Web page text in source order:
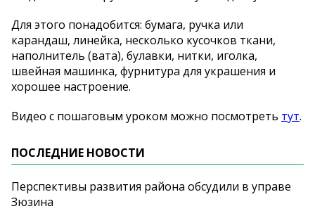
Для этого понадобится: бумага, ручка или
карандаш, линейка, несколько кусочков ткани,
наполнитель (вата), булавки, нитки, иголка,
швейная машинка, фурнитура для украшения и
хорошее настроение.
Видео с пошаговым уроком можно посмотреть тут.
ПОСЛЕДНИЕ НОВОСТИ
Перспективы развития района обсудили в управе
Зюзина